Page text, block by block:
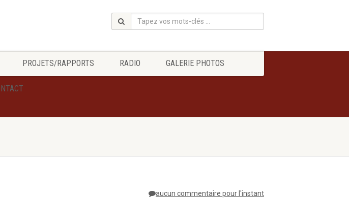
PROJETS/RAPPORTS RADIO GALERIE PHOTOS
aucun commentaire pour l'instant